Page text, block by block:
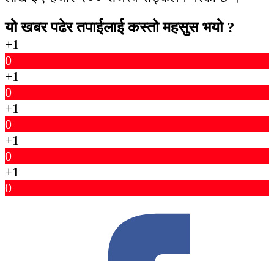
यो खबर पढेर तपाईलाई कस्तो महसुस भयो ?
+1
0
+1
0
+1
0
+1
0
+1
0